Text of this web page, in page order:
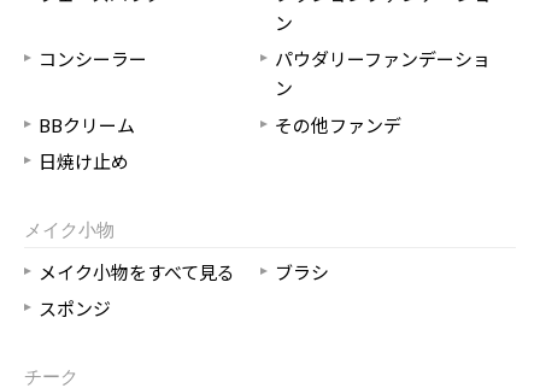
ン
コンシーラー
パウダリーファンデーショ
ン
BBクリーム
その他ファンデ
日焼け止め
メイク小物
メイク小物をすべて見る
ブラシ
スポンジ
チーク